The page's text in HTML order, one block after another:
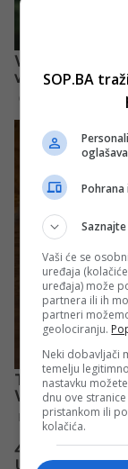
SOP.BA
Vaši će se
uređaja
uređaja) može
partnera ili ih
partneri
geolociranju.
Neki dobavljači
temelju
nastavku
dnu ove
pristankom ili
kolačića.